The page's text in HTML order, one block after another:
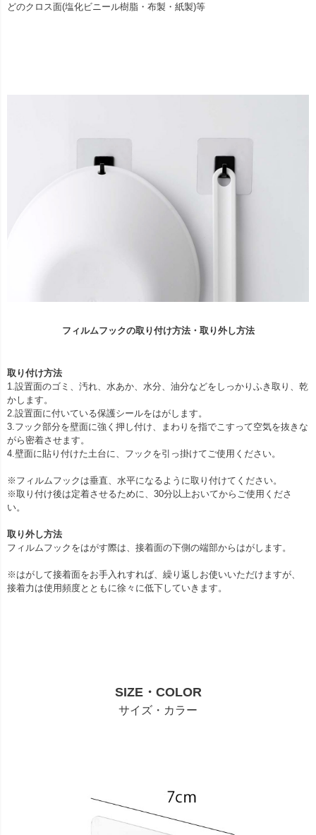
どのクロス面(塩化ビニール樹脂・布製・紙製)等
フィルムフックの取り付け方法・取り外し方法
取り付け方法
1.設置面のゴミ、汚れ、水あか、水分、油分などをしっかりふき取り、乾
かします。
2.設置面に付いている保護シールをはがします。
3.フック部分を壁面に強く押し付け、まわりを指でこすって空気を抜きな
がら密着させます。
4.壁面に貼り付けた土台に、フックを引っ掛けてご使用ください。
※フィルムフックは垂直、水平になるように取り付けてください。
※取り付け後は定着させるために、30分以上おいてからご使用くださ
い。
取り外し方法
フィルムフックをはがす際は、接着面の下側の端部からはがします。
※はがして接着面をお手入れすれば、繰り返しお使いいただけますが、
接着力は使用頻度とともに徐々に低下していきます。
SIZE・COLOR
サイズ・カラー